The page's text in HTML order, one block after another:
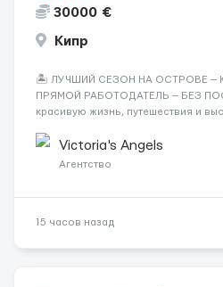
30000 €
Кипр
🏝️ ЛУЧШИЙ СЕЗОН НА ОСТРОВЕ —
ПРЯМОЙ РАБОТОДАТЕЛЬ — БЕЗ
красивую жизнь, путешествия и
Опытная команда с годами
клиентов (без ...
Victoria's Angels
Агентство
15 часов назад